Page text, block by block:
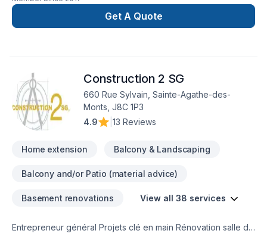
de réalisez vos travaux tout en restant à votre
écoute. Service personnalisé !Get A Quote
Construction 2 SG
660 Rue Sylvain, Sainte-Agathe-des-
Monts, J8C 1P3
4.9
13 Reviews
Home extension Balcony & Landscaping
Balcony and/or Patio (material advice)
Basement renovations View all 38 services
Entrepreneur général Projets clé en main Rénovation salle de